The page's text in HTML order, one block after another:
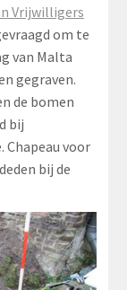
Vrijwilligers
om te
van Malta
gegraven.
de bomen
bij
voor
bij de